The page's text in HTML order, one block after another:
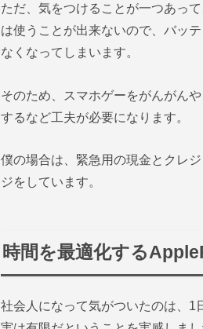
ただ、気をつけることが一つあっ
は使うことが出来ないので、バッ
なくなってしまいます。
そのため、スマホゲーをがんがん
するなど工夫が必要になります。
僕の場合は、緊急用の現金とクレ
ジをしています。
時間を最適化する
社会人になって気がついたのは、1